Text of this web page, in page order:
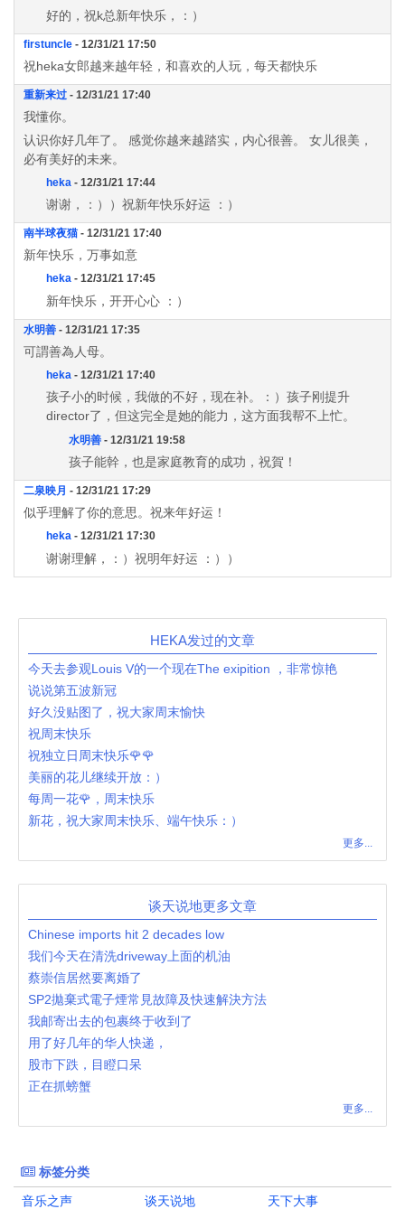
好的，祝k总新年快乐，：）
firstuncle - 12/31/21 17:50
祝heka女郎越来越年轻，和喜欢的人玩，每天都快乐
重新来过 - 12/31/21 17:40
我懂你。
认识你好几年了。 感觉你越来越踏实，内心很善。 女儿很美，
必有美好的未来。
heka - 12/31/21 17:44
谢谢，：））祝新年快乐好运 ：）
南半球夜猫 - 12/31/21 17:40
新年快乐，万事如意
heka - 12/31/21 17:45
新年快乐，开开心心 ：）
水明善 - 12/31/21 17:35
可謂善為人母。
heka - 12/31/21 17:40
孩子小的时候，我做的不好，现在补。：）孩子刚提升
director了，但这完全是她的能力，这方面我帮不上忙。
水明善 - 12/31/21 19:58
孩子能幹，也是家庭教育的成功，祝賀！
二泉映月 - 12/31/21 17:29
似乎理解了你的意思。祝来年好运！
heka - 12/31/21 17:30
谢谢理解，：）祝明年好运 ：））
HEKA发过的文章
今天去参观Louis V的一个现在The exipition ，非常惊艳
说说第五波新冠
好久没贴图了，祝大家周末愉快
祝周末快乐
祝独立日周末快乐🌹🌹
美丽的花儿继续开放：）
每周一花🌹，周末快乐
新花，祝大家周末快乐、端午快乐：）
更多...
谈天说地更多文章
Chinese imports hit 2 decades low
我们今天在清洗driveway上面的机油
蔡崇信居然要离婚了
SP2拋棄式電子煙常見故障及快速解決方法
我邮寄出去的包裹终于收到了
用了好几年的华人快递，
股市下跌，目瞪口呆
正在抓螃蟹
更多...
标签分类
音乐之声
谈天说地
天下大事